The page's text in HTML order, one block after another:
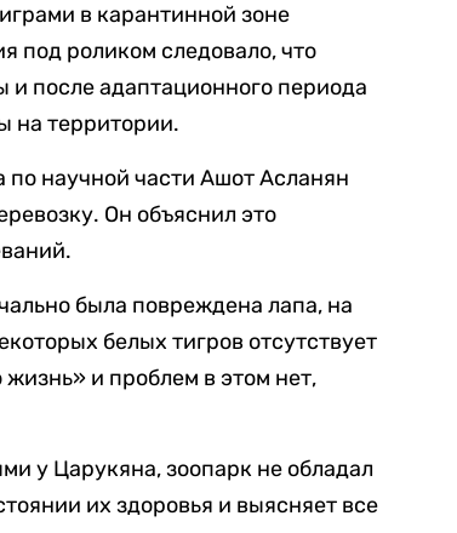
в карантинной зоне
под роликом следовало, что
после адаптационного периода
на территории.
по научной части Ашот Асланян
Он объяснил это
была повреждена лапа, на
белых тигров отсутствует
и проблем в этом нет,
у Царукяна, зоопарк не обладал
их здоровья и выясняет все